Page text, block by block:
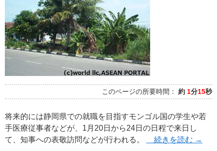
このページの所要時間： 約 1分15秒
将来的には静岡県での就職を目指すモンゴル国の学生や若
手医療従事者などが、1月20日から24日の日程で来日し
て、知事への表敬訪問などが行われる。
続きを読む →